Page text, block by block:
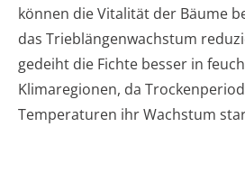
können die Vitalität der Bäume
das Trieblängenwachstum
gedeiht die Fichte besser in
Klimaregionen, da
Temperaturen ihr Wachstum